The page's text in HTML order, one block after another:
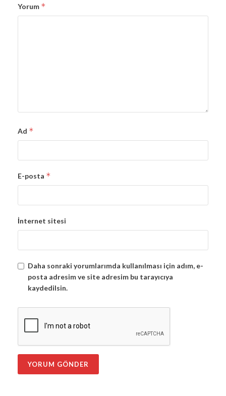
Yorum *
Ad *
E-posta *
İnternet sitesi
Daha sonraki yorumlarımda kullanılması için adım, e-
posta adresim ve site adresim bu tarayıcıya
kaydedilsin.